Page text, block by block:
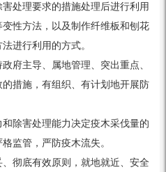
处理要求的措施处理后进行利用
性方法，以及制作纤维板和刨花
进行利用的方式。
府主导、属地管理、突出重点、
措施，有组织、有计划地开展防
除害处理能力决定疫木采伐量的
监管，严防疫木流失。
彻底有效原则，就地就近、安全